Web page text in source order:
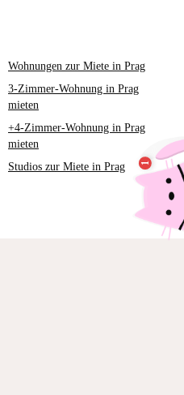
Wohnungen zur Miete in Prag
3-Zimmer-Wohnung in Prag
mieten
+4-Zimmer-Wohnung in Prag
mieten
Studios zur Miete in Prag